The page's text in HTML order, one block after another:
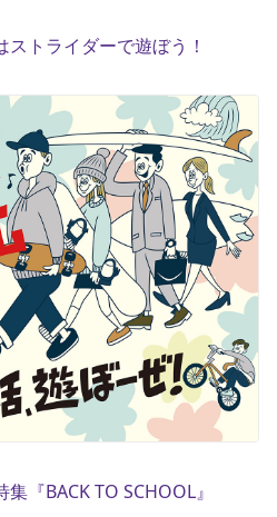
ストライダーで遊ぼう！
『BACK TO SCHOOL』